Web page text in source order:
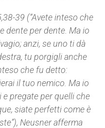
39 (“Avete inteso che
edente per dente. Ma io
anzi, se uno ti dà
tu porgigli anche
che fu detto:
il tuo nemico. Ma io
pregate per quelli che
siate perfetti come è
Neusner afferma